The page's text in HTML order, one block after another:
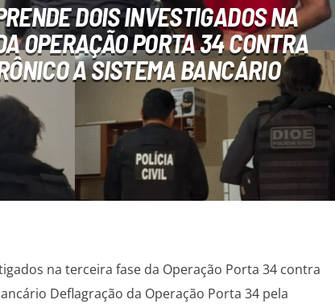
DOIS INVESTIGADOS NA
OPERAÇÃO PORTA 34 CONTRA
A SISTEMA BANCÁRIO
na terceira fase da Operação Porta 34 contra
Deflagração da Operação Porta 34 pela